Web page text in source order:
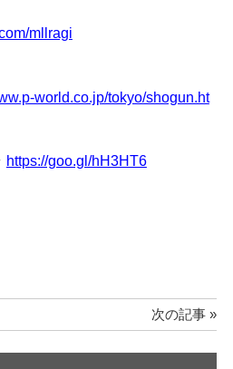
mllragi
world.co.jp/tokyo/shogun.ht
https://goo.gl/hH3HT6
次の記事 »